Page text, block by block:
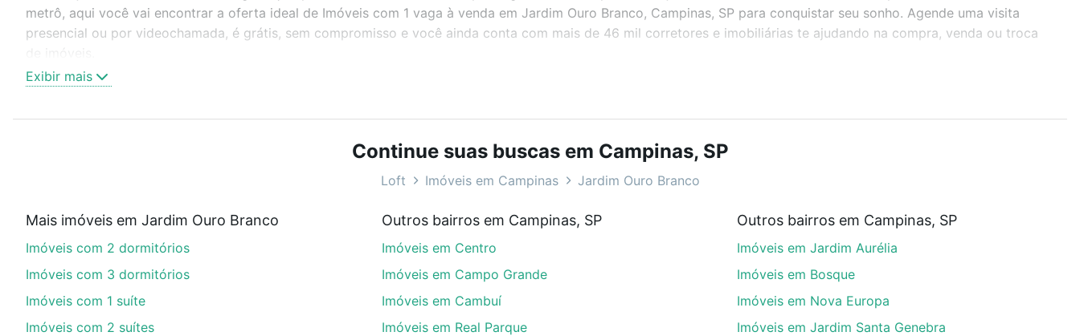
metrô, aqui você vai encontrar a oferta ideal de Imóveis com 1 vaga à venda em Jardim Ouro Branco, Campinas, SP para conquistar seu sonho. Agende uma visita
presencial ou por videochamada, é grátis, sem compromisso e você ainda conta com mais de 46 mil corretores e imobiliárias te ajudando na compra, venda ou troca
Como escolher um imóvel?
Use barra de busca no topo para pesquisar por ruas, bairros e até condomínios favoritos. Você também pode usar os filtros como quantidade de quartos, suítes, com
ou sem vaga de garagem para combinar perfeitamente com o preço, metragem e comodidades, como piscina, academia, salão de festas ou área verde e encontrar
Imóveis com 1 vaga à venda em Jardim Ouro Branco, Campinas, SP ideal para você na Loft.
Aqui na Loft temos a oferta ideal para você, com Imóveis com 1 vaga à venda em Jardim Ouro Branco, Campinas, SP que custam a partir de R$ 0 e com nossas
opções de financiamento imobiliário as parcelas podem se adequar ao seu orçamento. Se ainda tem alguma dúvida dos custos envolvidos no processo de compra,
veja em nosso portal quanto custa comprar um apartamento e conte com a gente para comprar o imóvel dos seus sonhos com segurança e conforto. Loft, com você
Exibir mais
Continue suas buscas em Campinas, SP
Loft Imóveis em Campinas Jardim Ouro Branco
Mais imóveis em Jardim Ouro Branco
Imóveis com 2 dormitórios
Imóveis com 3 dormitórios
Imóveis com 1 suíte
Imóveis com 2 suítes
Outros bairros em Campinas, SP
Imóveis em Centro
Imóveis em Campo Grande
Imóveis em Cambuí
Imóveis em Real Parque
Outros bairros em Campinas, SP
Imóveis em Jardim Aurélia
Imóveis em Bosque
Imóveis em Nova Europa
Imóveis em Jardim Santa Genebra